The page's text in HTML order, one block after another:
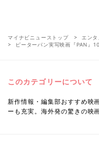
マイナビニューストップ エンタ
ピーターパン実写映画『PAN』
このカテゴリーについて
新作情報・編集部おすすめ映
ーも充実。海外発の驚きの映